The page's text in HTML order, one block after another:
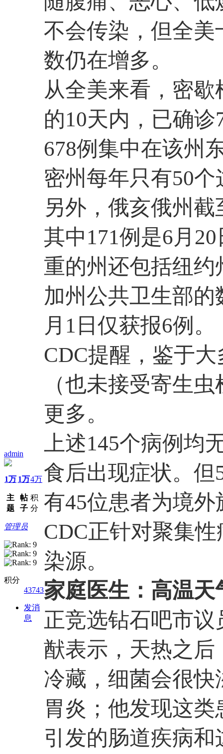
admin
1万
主
题
1万
帖
子
4万
积
分
管理员
积分
43743
发消
息
不会传染，但全
数仍在增多。
从全美来看，密
的10天内，已确
678例集中在该州
密州每年只有50
另外，俄亥俄州
其中171例是6月
重的州还包括纽
加州公共卫生部
月1日仅获报6例。
CDC提醒，鉴于
（也未接受寄生
更多。
上述145个病例均
食后出现症状。但
有45位患者为境
CDC正针对聚集
染源。
家庭医生：高温
正竞选钻石吧市
猷表示，天热之
冷藏，细菌会很
胃炎；他发现这
引发的肠道疾病